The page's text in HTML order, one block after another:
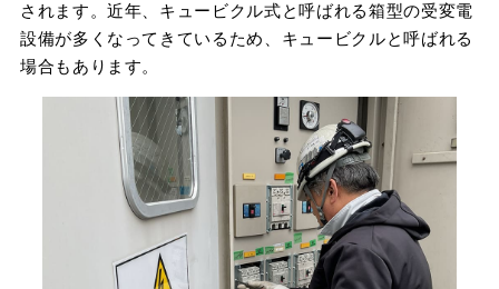
されます。近年、キュービクル式と呼ばれる箱型の受変電
設備が多くなってきているため、キュービクルと呼ばれる
場合もあります。